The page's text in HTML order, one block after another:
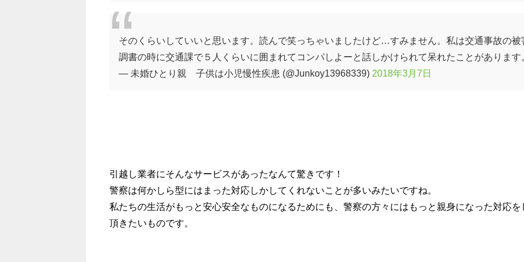
そのくらいしていいと思います。読んで笑っちゃいましたけど…すみません。私は交通事故の被
調書の時に交通課で５人くらいに囲まれてコンパしよーと話しかけられて呆れたことがあります
— 未婚ひとり親 子供は小児慢性疾患 (@Junkoy13968339) 2018年3月7日
引越し業者にそんなサービスがあったなんて驚きです！
警察は何かしら型にはまった対応しかしてくれないことが多いみたいですね。
私たちの生活がもっと安心安全なものになるためにも、警察の方々にはもっと親身になった対応を
頂きたいものです。